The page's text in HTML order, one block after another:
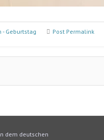
- Geburtstag Post Permalink
dem deutschen